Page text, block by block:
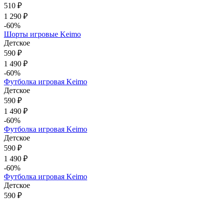
510 ₽
1 290 ₽
-60%
Шорты игровые Keimo
Детское
590 ₽
1 490 ₽
-60%
Футболка игровая Keimo
Детское
590 ₽
1 490 ₽
-60%
Футболка игровая Keimo
Детское
590 ₽
1 490 ₽
-60%
Футболка игровая Keimo
Детское
590 ₽